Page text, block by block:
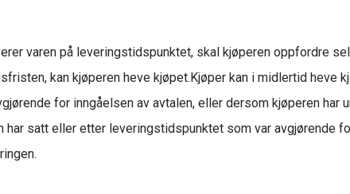
varen på leveringstidspunktet, skal kjøperen oppfordre
kan kjøperen heve kjøpet.Kjøper kan i midlertid
for inngåelsen av avtalen, eller dersom kjøperen
satt eller etter leveringstidspunktet som var avgjørende